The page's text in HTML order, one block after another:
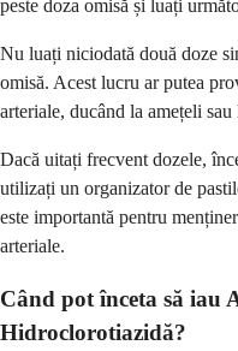
peste doza omisă și luați
Nu luați niciodată două doze
omisă. Acest lucru ar putea
arteriale, ducând la amețeli sau
Dacă uitați frecvent dozele,
utilizați un organizator de
este importantă pentru
arteriale.
Când pot înceta să iau
Hidroclorotiazidă?